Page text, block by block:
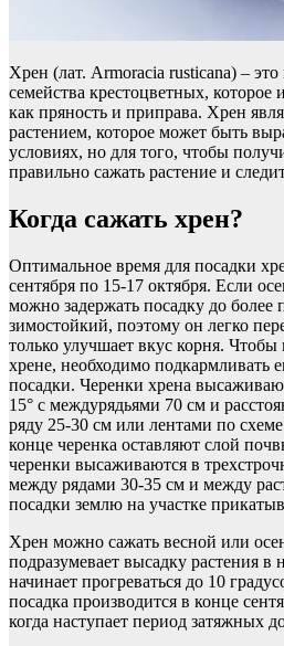
Хрен (лат. Armoracia rusticana) – это
семейства крестоцветных, которое
как пряность и приправа. Хрен
растением, которое может быть
условиях, но для того, чтобы
правильно сажать растение и
Когда сажать хрен?
Оптимальное время для посадки
сентября по 15-17 октября. Если
можно задержать посадку до более
зимостойкий, поэтому он легко
только улучшает вкус корня. Чтобы
хрене, необходимо подкармливать
посадки. Черенки хрена
15° с междурядьями 70 см и
ряду 25-30 см или лентами по
конце черенка оставляют слой
черенки высаживаются в
между рядами 30-35 см и между
посадки землю на участке
Хрен можно сажать весной или
подразумевает высадку растения в
начинает прогреваться до 10
посадка производится в конце
когда наступает период затяжных